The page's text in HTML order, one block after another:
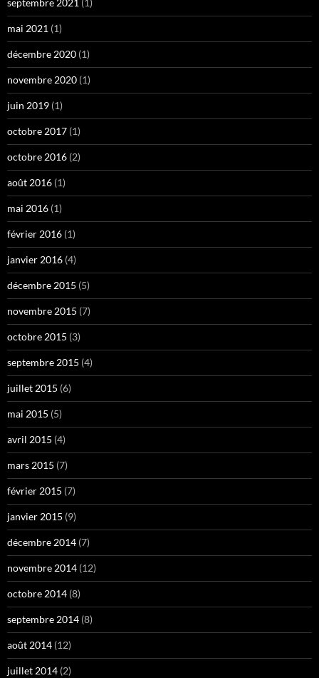
septembre 2021 (1)
mai 2021 (1)
décembre 2020 (1)
novembre 2020 (1)
juin 2019 (1)
octobre 2017 (1)
octobre 2016 (2)
août 2016 (1)
mai 2016 (1)
février 2016 (1)
janvier 2016 (4)
décembre 2015 (5)
novembre 2015 (7)
octobre 2015 (3)
septembre 2015 (4)
juillet 2015 (6)
mai 2015 (5)
avril 2015 (4)
mars 2015 (7)
février 2015 (7)
janvier 2015 (9)
décembre 2014 (7)
novembre 2014 (12)
octobre 2014 (8)
septembre 2014 (8)
août 2014 (12)
juillet 2014 (2)